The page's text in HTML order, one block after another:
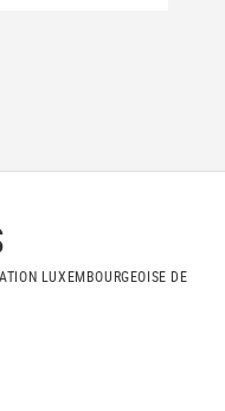
LUXEMBOURGEOISE DE